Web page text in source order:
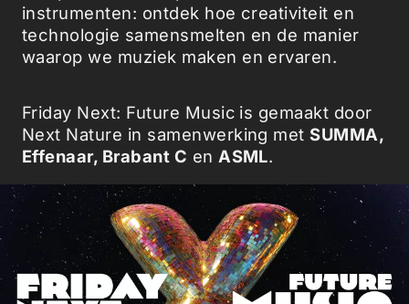
instrumenten: ontdek hoe creativiteit en
technologie samensmelten en de manier
waarop we muziek maken en ervaren.
Friday Next: Future Music is gemaakt door
Next Nature in samenwerking metSUMMA,
Effenaar, Brabant C en ASML.